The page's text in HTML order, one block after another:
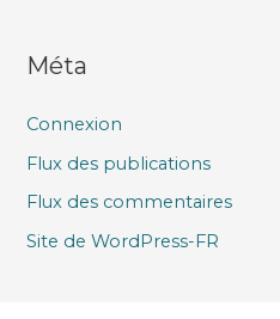
Méta
Connexion
Flux des publications
Flux des commentaires
Site de WordPress-FR